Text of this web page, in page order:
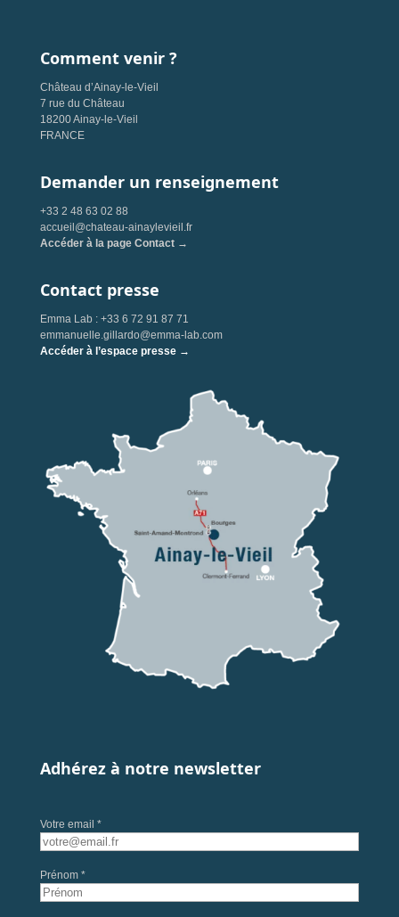
Comment venir ?
Château d’Ainay-le-Vieil
7 rue du Château
18200 Ainay-le-Vieil
FRANCE
Demander un renseignement
+33 2 48 63 02 88
accueil@chateau-ainaylevieil.fr
Accéder à la page Contact →
Contact presse
Emma Lab : +33 6 72 91 87 71
emmanuelle.gillardo@emma-lab.com
Accéder à l’espace presse →
Adhérez à notre newsletter
Votre email *
Prénom *